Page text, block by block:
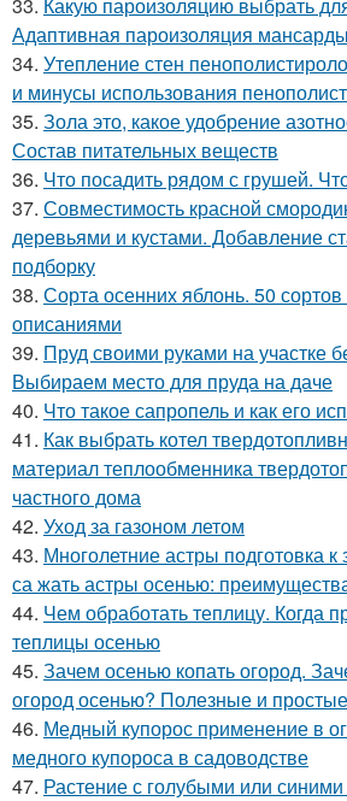
Адаптивная пароизоляция мансарды
34. Утепление стен
и минусы использования
35. Зола это, какое удобрение
Состав питательных веществ
36. Что посадить рядом с грушей.
37. Совместимость красной
деревьями и кустами. Добавление
подборку
38. Сорта осенних яблонь. 50
описаниями
39. Пруд своими руками на участке
Выбираем место для пруда на даче
40. Что такое сапропель и как его
41. Как выбрать котел
материал теплообменника
частного дома
42. Уход за газоном летом
43. Многолетние астры подготовка
са жать астры осенью:
44. Чем обработать теплицу. Когда
теплицы осенью
45. Зачем осенью копать огород.
огород осенью? Полезные и
46. Медный купорос применение в
медного купороса в садоводстве
47. Растение с голубыми или